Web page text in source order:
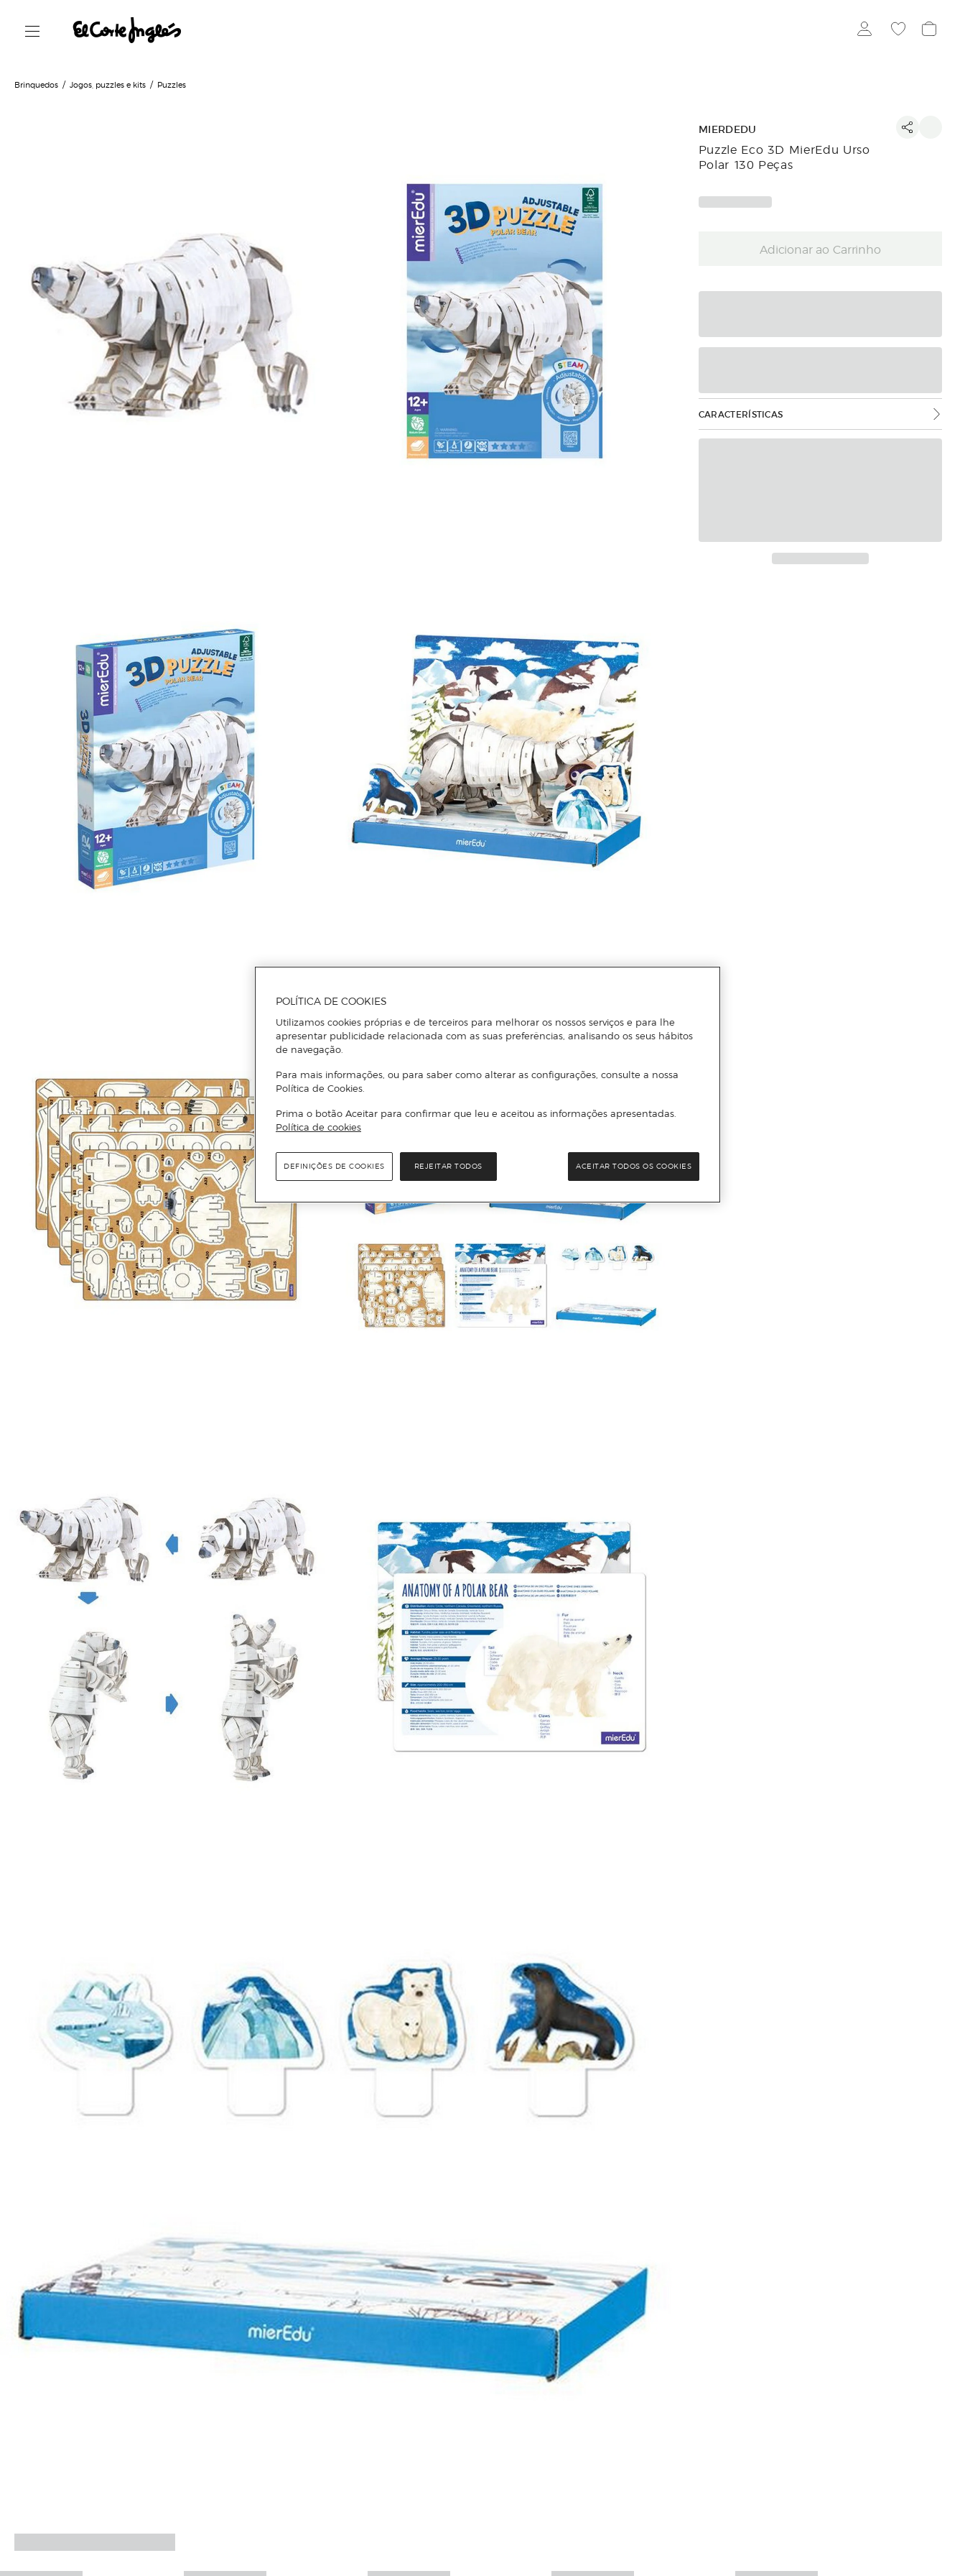
Brinquedos Jogos, puzzles e kits Puzzles
MIERDEDU
Puzzle Eco 3D MierEdu Urso
Polar 130 Peças
Adicionar ao Carrinho
CARACTERÍSTICAS
POLÍTICA DE COOKIES
Utilizamos cookies próprias e de terceiros para melhorar os nossos serviços e para lhe
apresentar publicidade relacionada com as suas preferências, analisando os seus hábitos
de navegação.
Para mais informações, ou para saber como alterar as configurações, consulte a nossa
Política de Cookies.
Prima o botão Aceitar para confirmar que leu e aceitou as informações apresentadas.
Política de cookies
REJEITAR TODOS ACEITAR TODOS OS COOKIES
DEFINIÇÕES DE COOKIES